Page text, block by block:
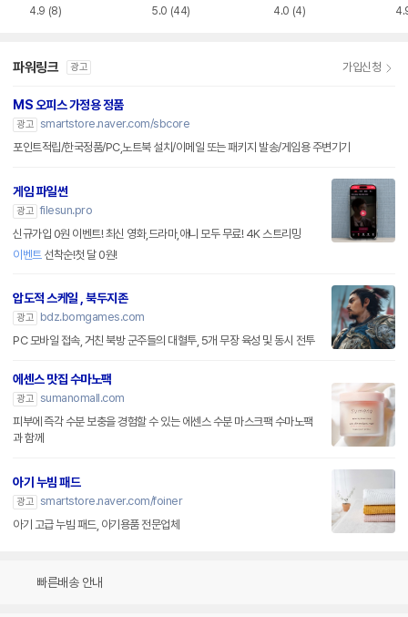
4.9 (8) 5.0 (44) 4.0 (4)
파워링크 광고 가입신청
MS 오피스 가정용 정품
광고 smartstore.naver.com/sbcore
포인트적립/한국정품/PC,노트북 설치/이메일 또는 패키지 발송/게임용 주변기기
게임 파일썬
광고 filesun.pro
신규가입 0원 이벤트! 최신 영화,드라마,애니 모두 무료! 4K 스트리밍
이벤트선착순!첫 달 0원!
압도적 스케일 , 북두지존
광고
bdz.bomgames.com
PC 모바일 접속, 거친 북방 군주들의 대혈투, 5개 무장 육성 및 동시 전투
에센스 맛집 수마노팩
광고 sumanomall.com
피부에 즉각 수분 보충을 경험할 수 있는 에센스 수분 마스크팩 수마노팩
과 함께
아기 누빔 패드
광고 smartstore.naver.com/foiner
아기 고급 누빔 패드, 아기용품 전문업체
빠른배송 안내